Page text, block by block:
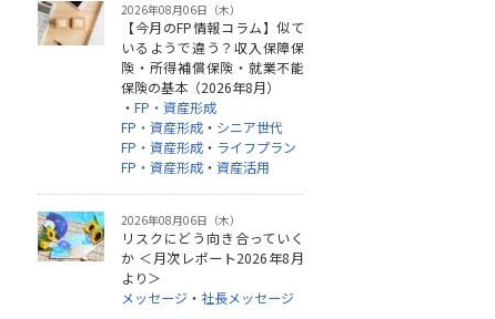
2026年08月06日（木）
【今月のFP情報コラム】似て
いるようで違う？収入保障保
険・所得補償保険・就業不能
保険の基本（2026年8月）
・ FP・資産形成
FP・資産形成 ・ シニア世代
FP・資産形成 ・ ライフプラン
FP・資産形成 ・ 資産活用
2026年08月06日（木）
リスクにどう向き合っていく
か ＜月次レポート2026年8月
より＞
メッセージ ・ 社長メッセージ